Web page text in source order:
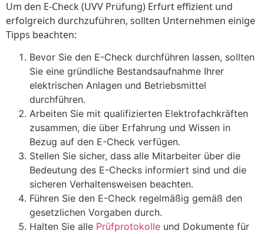
Um den E-Check (UVV Prüfung) Erfurt effizient und
erfolgreich durchzuführen, sollten Unternehmen einige
Tipps beachten:
Bevor Sie den E-Check durchführen lassen, sollten
Sie eine gründliche Bestandsaufnahme Ihrer
elektrischen Anlagen und Betriebsmittel
durchführen.
Arbeiten Sie mit qualifizierten Elektrofachkräften
zusammen, die über Erfahrung und Wissen in
Bezug auf den E-Check verfügen.
Stellen Sie sicher, dass alle Mitarbeiter über die
Bedeutung des E-Checks informiert sind und die
sicheren Verhaltensweisen beachten.
Führen Sie den E-Check regelmäßig gemäß den
gesetzlichen Vorgaben durch.
Halten Sie alle Prüfprotokolle und Dokumente für